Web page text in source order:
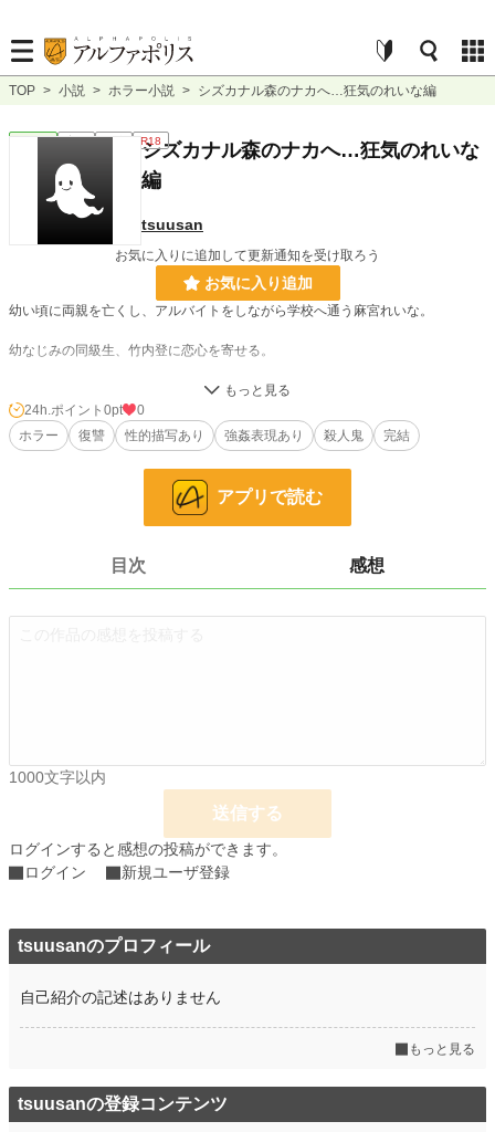
TOP > 小説 > ホラー小説 > シズカナル森のナカへ…狂気のれいな編
ホラー 完結 短編 R18
シズカナル森のナカへ…狂気のれいな
編
tsuusan
お気に入りに追加して更新通知を受け取ろう
お気に入り追加
幼い頃に両親を亡くし、アルバイトをしながら学校へ通う麻宮れいな。
幼なじみの同級生、竹内登に恋心を寄せる。
優しくて内気なれいなは、気持ちを伝えるのは苦手な娘。
数々の悲劇が、れいなを変えてしまう。
228,908 位 / 228,908 件
24h.ポイント 0 pt
初回完結日時 2022.09.20 19:16
月間ポイント 42 pt (83,903 位)
年間ポイント 1,009 pt (84,243 位)
24h.ポイント 0pt
0
ホラー
復讐 性的描写あり 強姦表現あり 殺人鬼 完結
アプリで読む
目次 感想
1000文字以内
送信する
ログインすると感想の投稿ができます。
ログイン
新規ユーザ登録
tsuusanのプロフィール
自己紹介の記述はありません
もっと見る
tsuusanの登録コンテンツ